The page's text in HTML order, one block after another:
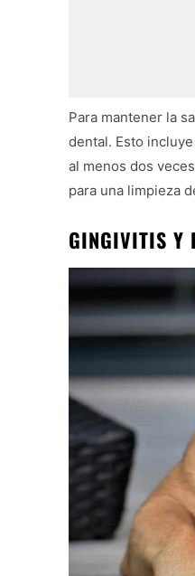
Para mantener la
dental. Esto incluye
al menos dos
para una limpieza
GINGIVITIS Y